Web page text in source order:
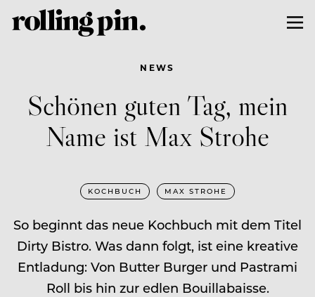
NEWS
Schönen guten Tag, mein
Name ist Max Strohe
KOCHBUCH MAX STROHE
So beginnt das neue Kochbuch mit dem Titel
Dirty Bistro. Was dann folgt, ist eine kreative
Entladung: Von Butter Burger und Pastrami
Roll bis hin zur edlen Bouillabaisse.